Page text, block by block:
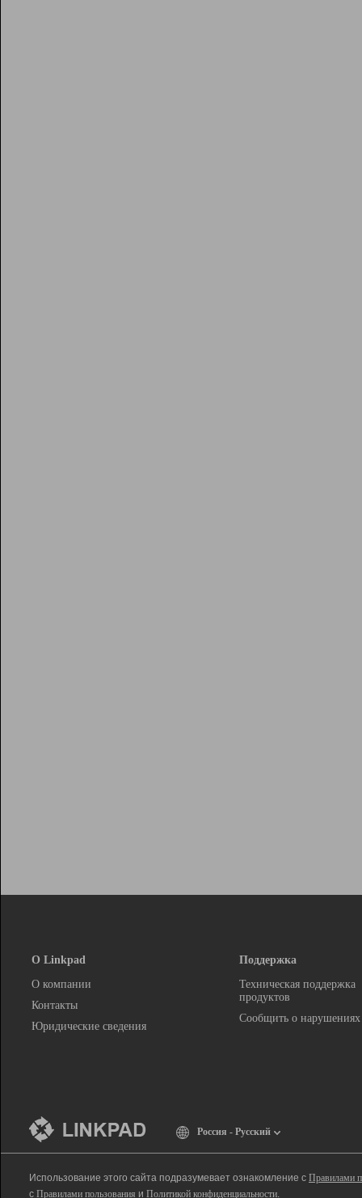
О Linkpad
О компании
Контакты
Юридические сведения
Поддержка
Техническая поддержка
продуктов
Сообщить о нарушениях
Россия - Русский
Использование этого сайта подразумевает ознакомление с Правилами
с Правилами пользования и Политикой конфиденциальности.